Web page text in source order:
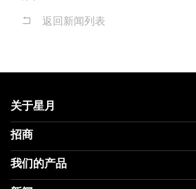
返回新闻列表
关于星月
企业简介
发展历程
企业文化
招商
门店展示
招商政策
我们的产品